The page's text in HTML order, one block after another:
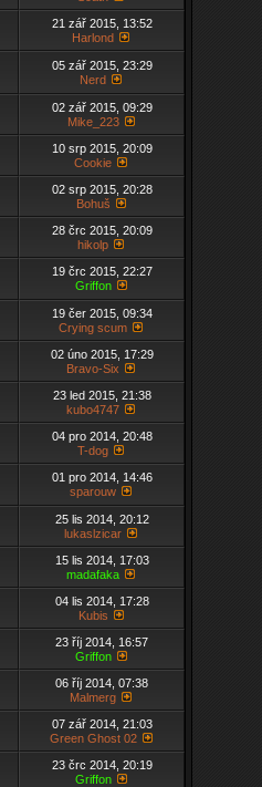
21 zář 2015, 13:52
Harlond
05 zář 2015, 23:29
Nerd
02 zář 2015, 09:29
Mike_223
10 srp 2015, 20:09
Cookie
02 srp 2015, 20:28
Bohuš
28 črc 2015, 20:09
hikolp
19 črc 2015, 22:27
Griffon
19 čer 2015, 09:34
Crying scum
02 úno 2015, 17:29
Bravo-Six
23 led 2015, 21:38
kubo4747
04 pro 2014, 20:48
T-dog
01 pro 2014, 14:46
sparouw
25 lis 2014, 20:12
lukaslzicar
15 lis 2014, 17:03
madafaka
04 lis 2014, 17:28
Kubis
23 říj 2014, 16:57
Griffon
06 říj 2014, 07:38
Malmerg
07 zář 2014, 21:03
Green Ghost 02
23 črc 2014, 20:19
Griffon